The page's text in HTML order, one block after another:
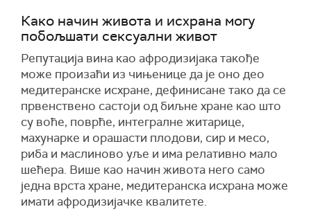
Како начин живота и исхрана могу
побољшати сексуални живот
Репутација вина као афродизијака такође
може произаћи из чињенице да је оно део
медитеранске исхране, дефинисане тако да се
првенствено састоји од биљне хране као што
су воће, поврће, интегралне житарице,
махунарке и орашасти плодови, сир и месо,
риба и маслиново уље и има релативно мало
шећера. Више као начин живота него само
једна врста хране, медитеранска исхрана може
имати афродизијачке квалитете.